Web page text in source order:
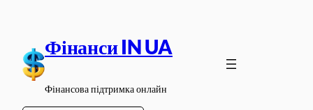
вмісту
Фінанси IN UA
Фінансова підтримка онлайн